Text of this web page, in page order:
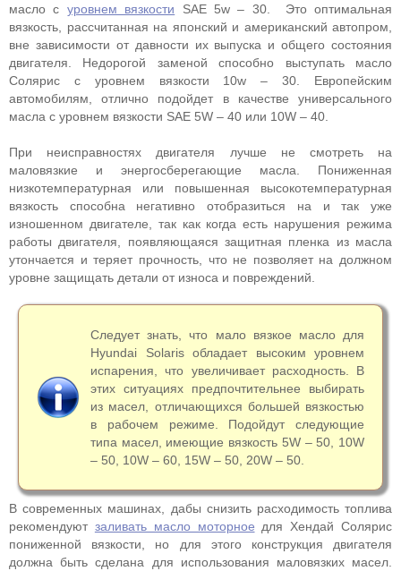
масло с уровнем вязкости SAE 5w – 30. Это оптимальная
вязкость, рассчитанная на японский и американский автопром,
вне зависимости от давности их выпуска и общего состояния
двигателя. Недорогой заменой способно выступать масло
Солярис с уровнем вязкости 10w – 30. Европейским
автомобилям, отлично подойдет в качестве универсального
масла с уровнем вязкости SAE 5W – 40 или 10W – 40.
При неисправностях двигателя лучше не смотреть на
маловязкие и энергосберегающие масла. Пониженная
низкотемпературная или повышенная высокотемпературная
вязкость способна негативно отобразиться на и так уже
изношенном двигателе, так как когда есть нарушения режима
работы двигателя, появляющаяся защитная пленка из масла
утончается и теряет прочность, что не позволяет на должном
уровне защищать детали от износа и повреждений.
Следует знать, что мало вязкое масло для
Hyundai Solaris обладает высоким уровнем
испарения, что увеличивает расходность. В
этих ситуациях предпочтительнее выбирать
из масел, отличающихся большей вязкостью
в рабочем режиме. Подойдут следующие
типа масел, имеющие вязкость 5W – 50, 10W
– 50, 10W – 60, 15W – 50, 20W – 50.
В современных машинах, дабы снизить расходимость топлива
рекомендуют заливать масло моторное для Хендай Солярис
пониженной вязкости, но для этого конструкция двигателя
должна быть сделана для использования маловязких масел.